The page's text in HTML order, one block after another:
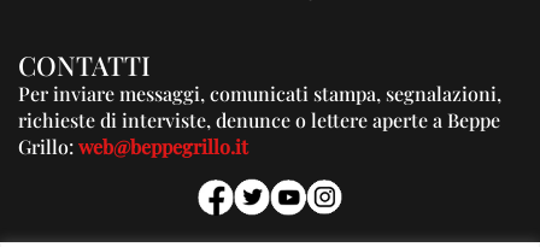
CONTATTI
Per inviare messaggi, comunicati stampa, segnalazioni,
richieste di interviste, denunce o lettere aperte a Beppe
Grillo:web@beppegrillo.it